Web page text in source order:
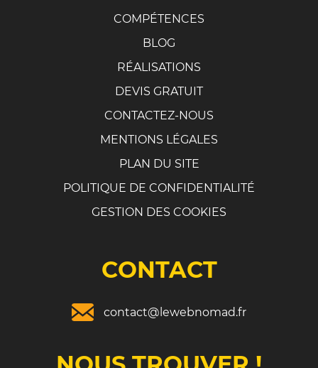
COMPÉTENCES
BLOG
RÉALISATIONS
DEVIS GRATUIT
CONTACTEZ-NOUS
MENTIONS LÉGALES
PLAN DU SITE
POLITIQUE DE CONFIDENTIALITÉ
GESTION DES COOKIES
CONTACT
contact@lewebnomad.fr